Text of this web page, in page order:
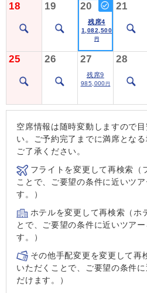
18 19 20
残席4
1,082,500
円
21
25 26 27
残席9
985,000 円
28
空席情報は随時変動しますので
い。ご予約完了までに満席とな
ご了承ください。
フライトを変更して再検索（
ことで、ご要望の条件に近いツ
す。）
ホテルを変更して再検索（ホ
とで、ご要望の条件に近いツア
す。）
その他手配変更を変更して再
いただくことで、ご要望の条件
だけます。）